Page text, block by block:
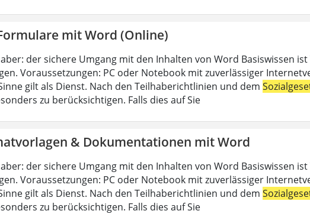
mit Word (Online)
der sichere Umgang mit den Inhalten von Word Basiswissen
Voraussetzungen: PC oder Notebook mit zuverlässiger
gilt als Dienst. Nach den Teilhaberichtlinien und dem
zu berücksichtigen. Falls dies auf Sie
& Dokumentationen mit Word
der sichere Umgang mit den Inhalten von Word Basiswissen
Voraussetzungen: PC oder Notebook mit zuverlässiger
gilt als Dienst. Nach den Teilhaberichtlinien und dem
zu berücksichtigen. Falls dies auf Sie